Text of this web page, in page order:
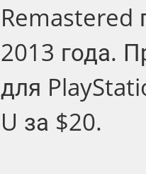
Remastered
2013 года.
для
U за $20.